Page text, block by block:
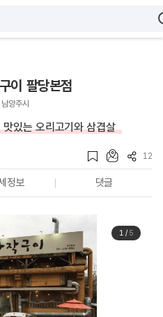
이 팔당본점
양주시
있는 오리고기와 삼겹살
12
정보 댓글
1/ 5